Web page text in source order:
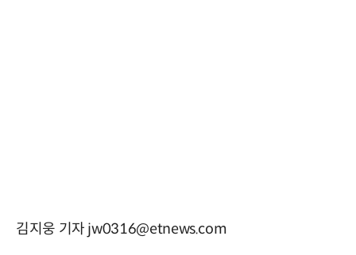
김지웅 기자 jw0316@etnews.com